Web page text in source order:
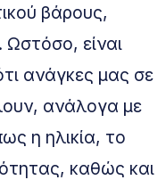
βάρους,
είναι
ανάγκες μας σε
ανάλογα με
η ηλικία, το
καθώς και